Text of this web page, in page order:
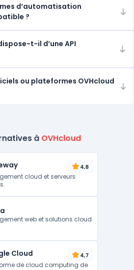
d’automatisation
?
t-il d’une API
ou plateformes OVHcloud
à OVHcloud
4,8
cloud et serveurs
web et solutions cloud
Cloud 4,7
de cloud computing de